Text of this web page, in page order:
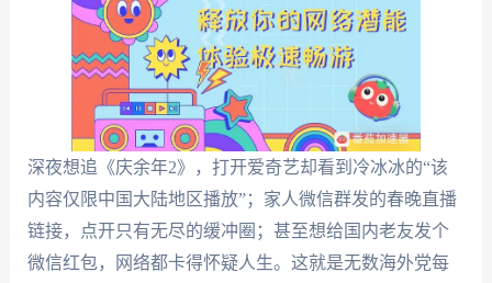
深夜想追《庆余年2》，打开爱奇艺却看到冷冰冰的“该
内容仅限中国大陆地区播放”；家人微信群发的春晚直播
链接，点开只有无尽的缓冲圈；甚至想给国内老友发个
微信红包，网络都卡得怀疑人生。这就是无数海外党每